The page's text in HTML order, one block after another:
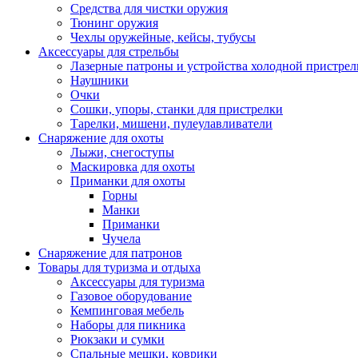
Средства для чистки оружия
Тюнинг оружия
Чехлы оружейные, кейсы, тубусы
Аксессуары для стрельбы
Лазерные патроны и устройства холодной
Наушники
Очки
Сошки, упоры, станки для пристрелки
Тарелки, мишени, пулеулавливатели
Снаряжение для охоты
Лыжи, снегоступы
Маскировка для охоты
Приманки для охоты
Горны
Манки
Приманки
Чучела
Снаряжение для патронов
Товары для туризма и отдыха
Аксессуары для туризма
Газовое оборудование
Кемпинговая мебель
Наборы для пикника
Рюкзаки и сумки
Спальные мешки, коврики